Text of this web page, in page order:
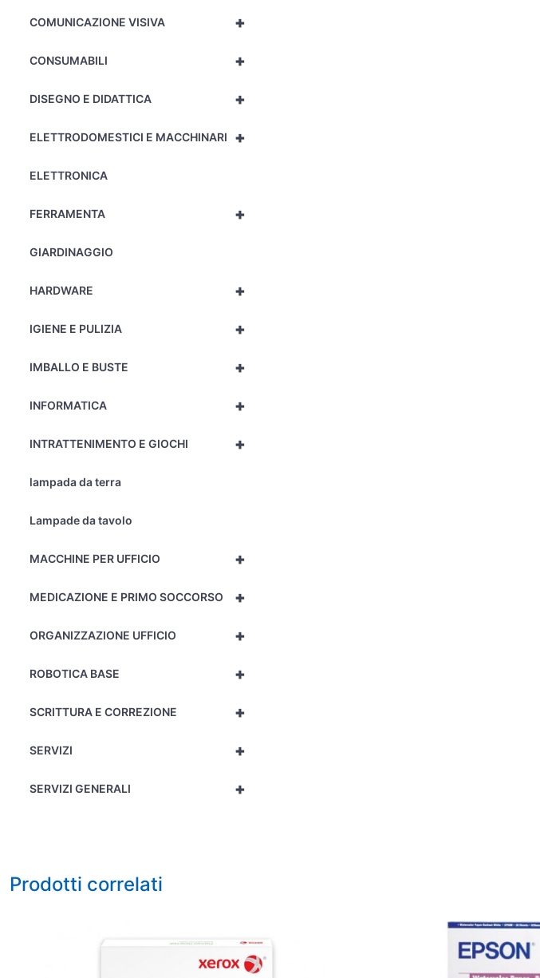
+
COMUNICAZIONE VISIVA
+
CONSUMABILI
+
DISEGNO E DIDATTICA
+
ELETTRODOMESTICI E MACCHINARI
ELETTRONICA
+
FERRAMENTA
GIARDINAGGIO
+
HARDWARE
+
IGIENE E PULIZIA
+
IMBALLO E BUSTE
+
INFORMATICA
+
INTRATTENIMENTO E GIOCHI
lampada da terra
Lampade da tavolo
+
MACCHINE PER UFFICIO
+
MEDICAZIONE E PRIMO SOCCORSO
+
ORGANIZZAZIONE UFFICIO
+
ROBOTICA BASE
+
SCRITTURA E CORREZIONE
+
SERVIZI
+
SERVIZI GENERALI
Prodotti correlati